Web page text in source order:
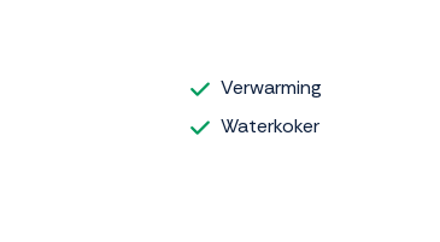
Verwarming
Waterkoker